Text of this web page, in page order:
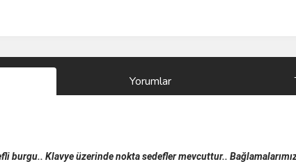
Yorumlar
burgu.. Klavye üzerinde nokta sedefler mevcuttur..